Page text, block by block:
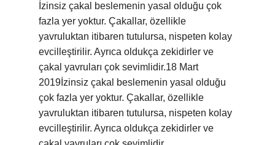
İzinsiz çakal beslemenin yasal olduğu çok
fazla yer yoktur. Çakallar, özellikle
yavruluktan itibaren tutulursa, nispeten kolay
evcilleştirilir. Ayrıca oldukça zekidirler ve
çakal yavruları çok sevimlidir.18 Mart
2019İzinsiz çakal beslemenin yasal olduğu
çok fazla yer yoktur. Çakallar, özellikle
yavruluktan itibaren tutulursa, nispeten kolay
evcilleştirilir. Ayrıca oldukça zekidirler ve